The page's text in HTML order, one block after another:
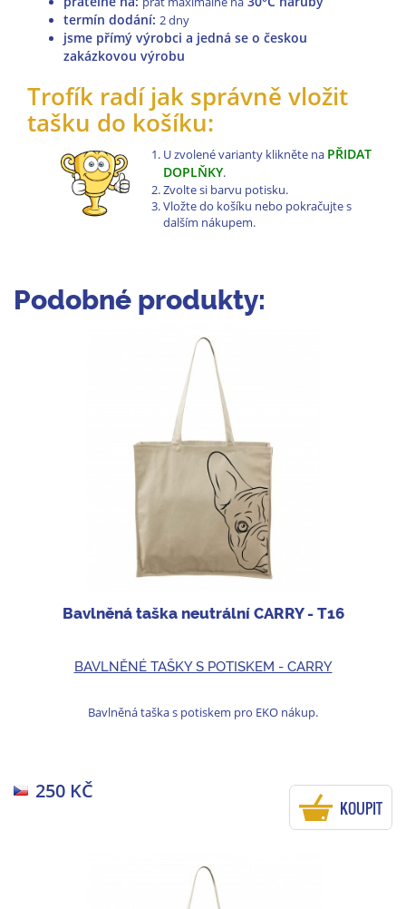
termín dodání: 2 dny
jsme přímý výrobci a jedná se o českou
zakázkovou výrobu
Trofík radí jak správně vložit
tašku do košíku:
U zvolené varianty klikněte na PŘIDAT
DOPLŇKY.
Zvolte si barvu potisku.
Vložte do košíku nebo pokračujte s
dalším nákupem.
Podobné produkty:
Bavlněná taška neutrální CARRY - T16
BAVLNĚNÉ TAŠKY S POTISKEM - CARRY
Bavlněná taška s potiskem pro EKO nákup.
250 KČ
KOUPIT